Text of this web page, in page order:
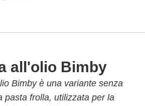
all'olio Bimby
Bimby è una variante senza
pasta frolla, utilizzata per la